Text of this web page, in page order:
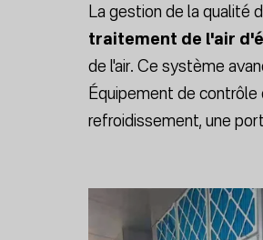
La gestion de la qualité
traitement de l'air
de l'air. Ce système
Équipement de contrôle
refroidissement, une